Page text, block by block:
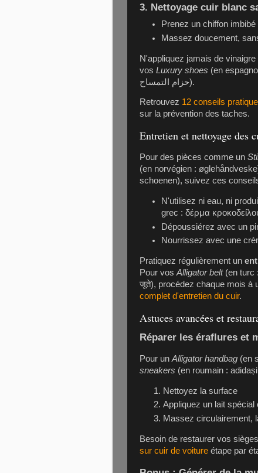
3. Nettoyage cuir blanc
Prenez un chiffon
Massez doucement,
N'appliquez jamais de
vos Luxury shoes (en
حزام التمساح).
Retrouvez 12 conseils
sur la prévention des taches.
Entretien et nettoyage des
Pour des pièces comme un
(en norvégien :
schoenen), suivez ces
N'utilisez ni eau, ni
grec : δέρμα
Dépoussiérez avec un
Nourrissez avec une
Pratiquez régulièrement un
Pour vos Alligator belt(en turc
जूते), procédez chaque mois à
complet d'entretien du cuir.
Astuces avancées et
Réparer les éraflures et
Pour un Alligator handbag (en
sneakers (en roumain :
Nettoyez la surface
Appliquez un lait spécial
Massez circulairement,
Besoin de restaurer vos
sur cuir de voiture étape par